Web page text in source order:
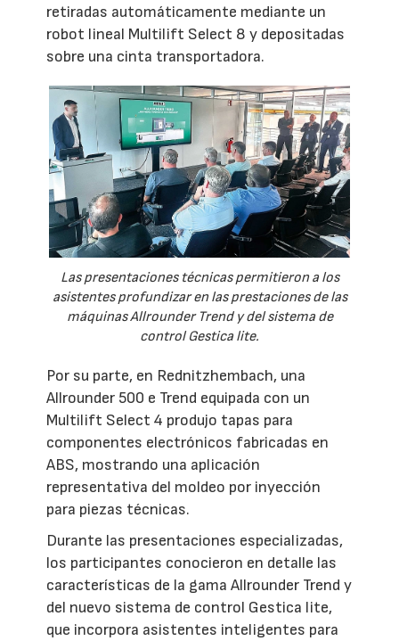
retiradas automáticamente mediante un
robot lineal Multilift Select 8 y depositadas
sobre una cinta transportadora.
Las presentaciones técnicas permitieron a los
asistentes profundizar en las prestaciones de las
máquinas Allrounder Trend y del sistema de
control Gestica lite.
Por su parte, en Rednitzhembach, una
Allrounder 500 e Trend equipada con un
Multilift Select 4 produjo tapas para
componentes electrónicos fabricadas en
ABS, mostrando una aplicación
representativa del moldeo por inyección
para piezas técnicas.
Durante las presentaciones especializadas,
los participantes conocieron en detalle las
características de la gama Allrounder Trend y
del nuevo sistema de control Gestica lite,
que incorpora asistentes inteligentes para